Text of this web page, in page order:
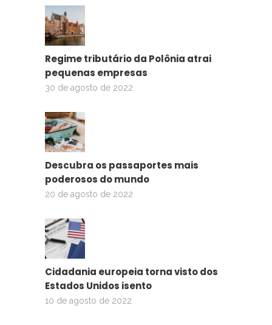
Regime tributário da Polônia atrai
pequenas empresas
30 de agosto de 2022
Descubra os passaportes mais
poderosos do mundo
20 de agosto de 2022
Cidadania europeia torna visto dos
Estados Unidos isento
10 de agosto de 2022